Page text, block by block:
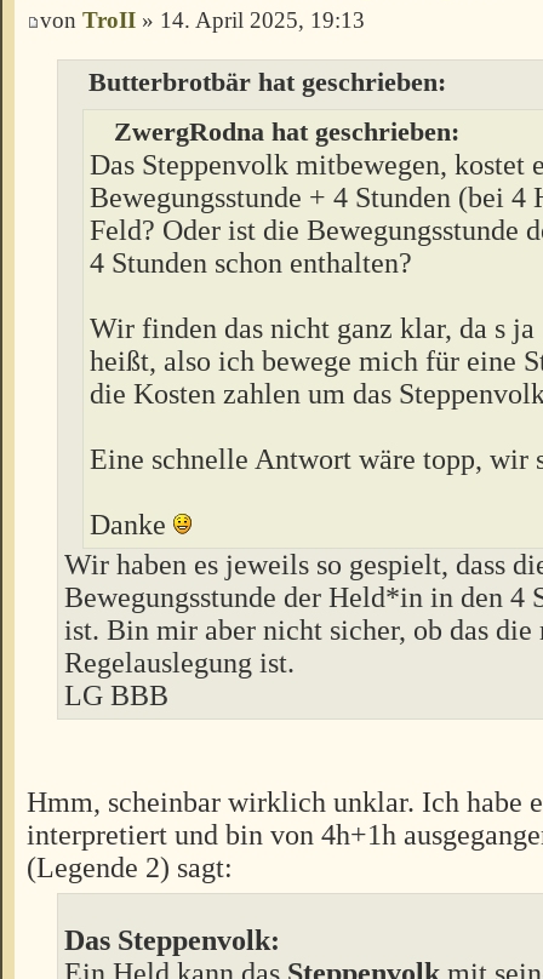
von TroII » 14. April 2025, 19:13
Butterbrotbär hat geschrieben:
ZwergRodna hat geschrieben:
Das Steppenvolk mitbewegen, kostet
Bewegungsstunde + 4 Stunden (bei 4
Feld? Oder ist die Bewegungsstunde
4 Stunden schon enthalten?
Wir finden das nicht ganz klar, da s ja
heißt, also ich bewege mich für eine
die Kosten zahlen um das
Eine schnelle Antwort wäre topp,
Danke
Wir haben es jeweils so gespielt, dass
Bewegungsstunde der Held*in in den 4
ist. Bin mir aber nicht sicher, ob das
Regelauslegung ist.
LG BBB
Hmm, scheinbar wirklich unklar. Ich habe
interpretiert und bin von 4h+1h
(Legende 2) sagt:
Das Steppenvolk:
Ein Held kann das Steppenvolk mit